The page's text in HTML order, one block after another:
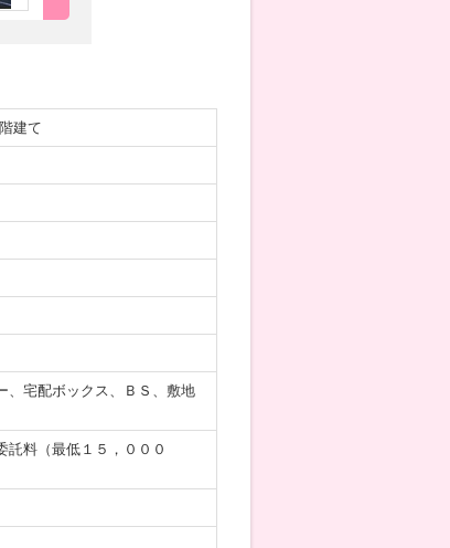
建て
、宅配ボックス、ＢＳ、敷地
託料（最低１５，０００